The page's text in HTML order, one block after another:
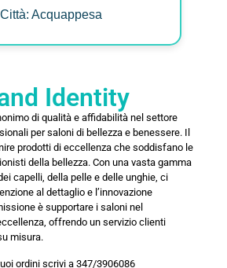
Città: Acquappesa
Identity
di qualità e affidabilità nel settore
per saloni di bellezza e benessere. Il
prodotti di eccellenza che soddisfano le
della bellezza. Con una vasta gamma
capelli, della pelle e delle unghie, ci
al dettaglio e l’innovazione
è supportare i saloni nel
offrendo un servizio clienti
misura.
ordini scrivi a 347/3906086